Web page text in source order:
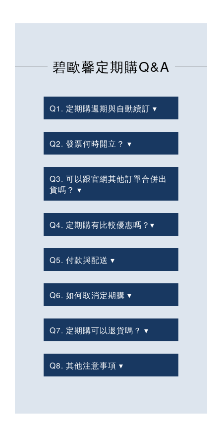
碧歐馨定期購Q&A
Q1. 定期購週期與自動續訂 ▾
Q2. 發票何時開立？ ▾
Q3. 可以跟官網其他訂單合併出
貨嗎？ ▾
Q4. 定期購有比較優惠嗎？▾
Q5. 付款與配送 ▾
Q6. 如何取消定期購 ▾
Q7. 定期購可以退貨嗎？ ▾
Q8. 其他注意事項 ▾